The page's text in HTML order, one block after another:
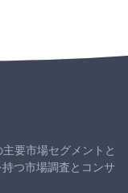
要市場セグメントと
つ市場調査とコンサ